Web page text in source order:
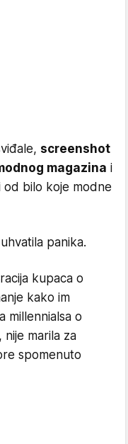
screenshot
magazina i
od bilo koje modne
panika.
kupaca o
kako im
millennialsa o
nije marila za
spomenuto